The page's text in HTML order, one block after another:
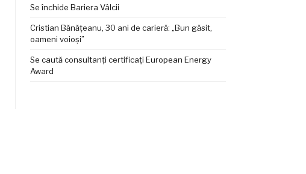
Se închide Bariera Vâlcii
Cristian Bănățeanu, 30 ani de carieră: „Bun găsit,
oameni voioși”
Se caută consultanți certificați European Energy
Award